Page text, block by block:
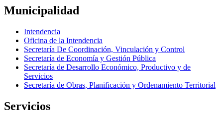
Municipalidad
Intendencia
Oficina de la Intendencia
Secretaría De Coordinación, Vinculación y Control
Secretaría de Economía y Gestión Pública
Secretaría de Desarrollo Económico, Productivo y de
Servicios
Secretaría de Obras, Planificación y Ordenamiento Territorial
Servicios